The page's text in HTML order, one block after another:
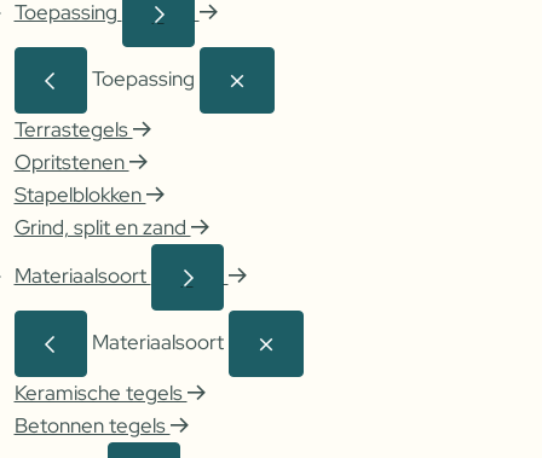
Toepassing
Toepassing
Terrastegels
Opritstenen
Stapelblokken
Grind, split en zand
Materiaalsoort
Materiaalsoort
Keramische tegels
Betonnen tegels